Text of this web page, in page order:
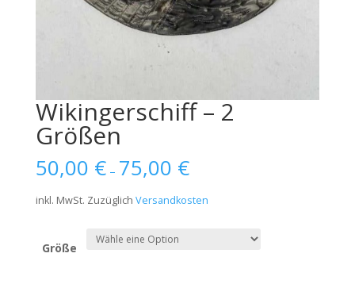
Wikingerschiff – 2
Größen
50,00 €– 75,00 €
inkl. MwSt. Zuzüglich Versandkosten
Größe